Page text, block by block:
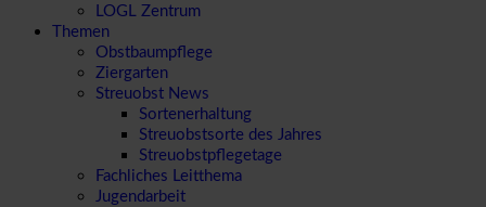
LOGL Zentrum
Themen
Obstbaumpflege
Ziergarten
Streuobst News
Sortenerhaltung
Streuobstsorte des Jahres
Streuobstpflegetage
Fachliches Leitthema
Jugendarbeit